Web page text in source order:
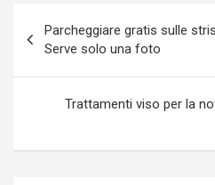
articoli
Parcheggiare gratis sulle
Serve solo una foto
Trattamenti viso per la